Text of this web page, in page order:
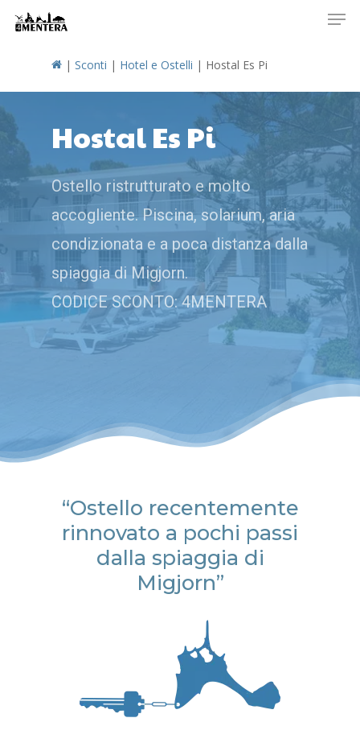
| Sconti | Hotel e Ostelli | Hostal Es Pi
Hostal Es Pi
Ostello ristrutturato e molto
accogliente. Piscina, solarium, aria
condizionata e a poca distanza dalla
spiaggia di Migjorn.
CODICE SCONTO: 4MENTERA
“Ostello recentemente
rinnovato a pochi passi
dalla spiaggia di
Migjorn”